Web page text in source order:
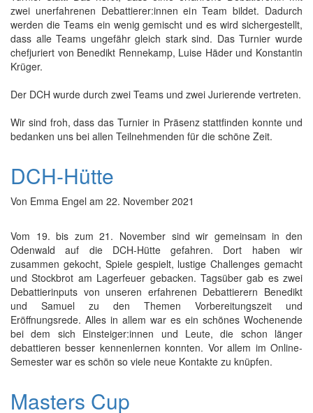
zwei unerfahrenen Debattierer:innen ein Team bildet. Dadurch
werden die Teams ein wenig gemischt und es wird sichergestellt,
dass alle Teams ungefähr gleich stark sind. Das Turnier wurde
chefjuriert von Benedikt Rennekamp, Luise Häder und Konstantin
Krüger.
Der DCH wurde durch zwei Teams und zwei Jurierende vertreten.
Wir sind froh, dass das Turnier in Präsenz stattfinden konnte und
bedanken uns bei allen Teilnehmenden für die schöne Zeit.
DCH-Hütte
Von Emma Engel am 22. November 2021
Vom 19. bis zum 21. November sind wir gemeinsam in den
Odenwald auf die DCH-Hütte gefahren. Dort haben wir
zusammen gekocht, Spiele gespielt, lustige Challenges gemacht
und Stockbrot am Lagerfeuer gebacken. Tagsüber gab es zwei
Debattierinputs von unseren erfahrenen Debattierern Benedikt
und Samuel zu den Themen Vorbereitungszeit und
Eröffnungsrede. Alles in allem war es ein schönes Wochenende
bei dem sich Einsteiger:innen und Leute, die schon länger
debattieren besser kennenlernen konnten. Vor allem im Online-
Semester war es schön so viele neue Kontakte zu knüpfen.
Masters Cup